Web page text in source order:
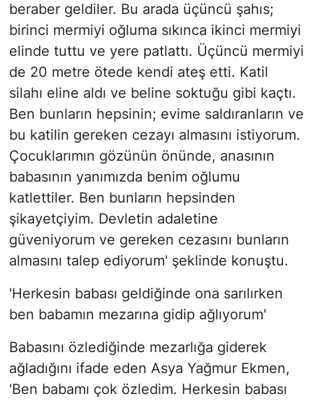
beraber geldiler. Bu arada üçüncü şahıs;
birinci mermiyi oğluma sıkınca ikinci mermiyi
elinde tuttu ve yere patlattı. Üçüncü mermiyi
de 20 metre ötede kendi ateş etti. Katil
silahı eline aldı ve beline soktuğu gibi kaçtı.
Ben bunların hepsinin; evime saldıranların ve
bu katilin gereken cezayı almasını istiyorum.
Çocuklarımın gözünün önünde, anasının
babasının yanımızda benim oğlumu
katlettiler. Ben bunların hepsinden
şikayetçiyim. Devletin adaletine
güveniyorum ve gereken cezasını bunların
almasını talep ediyorum' şeklinde konuştu.
'Herkesin babası geldiğinde ona sarılırken
ben babamın mezarına gidip ağlıyorum'
Babasını özlediğinde mezarlığa giderek
ağladığını ifade eden Asya Yağmur Ekmen,
'Ben babamı çok özledim. Herkesin babası